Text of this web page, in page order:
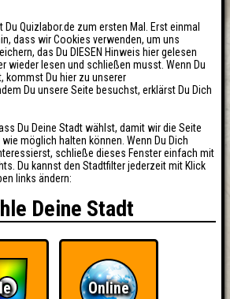
Quizlabor.de zum ersten Mal. Erst einmal
dass wir Cookies verwenden, um uns
das Du DIESEN Hinweis hier gelesen
wieder lesen und schließen musst. Wenn Du
kommst Du hier zu unserer
Du unsere Seite besuchst, erklärst Du Dich
Du Deine Stadt wählst, damit wir die Seite
möglich halten können. Wenn Du Dich
schließe dieses Fenster einfach mit
Du kannst den Stadtfilter jederzeit mit Klick
links ändern:
Deine Stadt
Online